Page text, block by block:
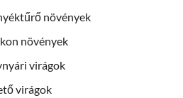
növények
növények
virágok
virágok